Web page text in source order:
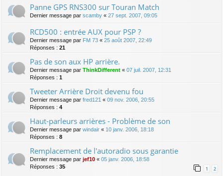
Panne GPS RNS300 sur Touran Match
Dernier message par scamby « 27 sept. 2007, 09:05
RCD500 : entrée AUX pour PSP ?
Dernier message par FM 73 « 25 août 2007, 22:49
Réponses : 21
Pas de son aux HP arrière.
Dernier message par ThinkDifferent « 07 juil. 2007, 12:31
Réponses : 1
Tweeter Arrière Droit devenu fou
Dernier message par fred121 « 09 nov. 2006, 20:55
Réponses : 4
Haut-parleurs arrières - Problème de son
Dernier message par windair « 10 janv. 2006, 18:18
Réponses : 8
Remplacement de l'autoradio sous garantie
Dernier message par jef10 « 05 janv. 2006, 18:58
Réponses : 35 1 2